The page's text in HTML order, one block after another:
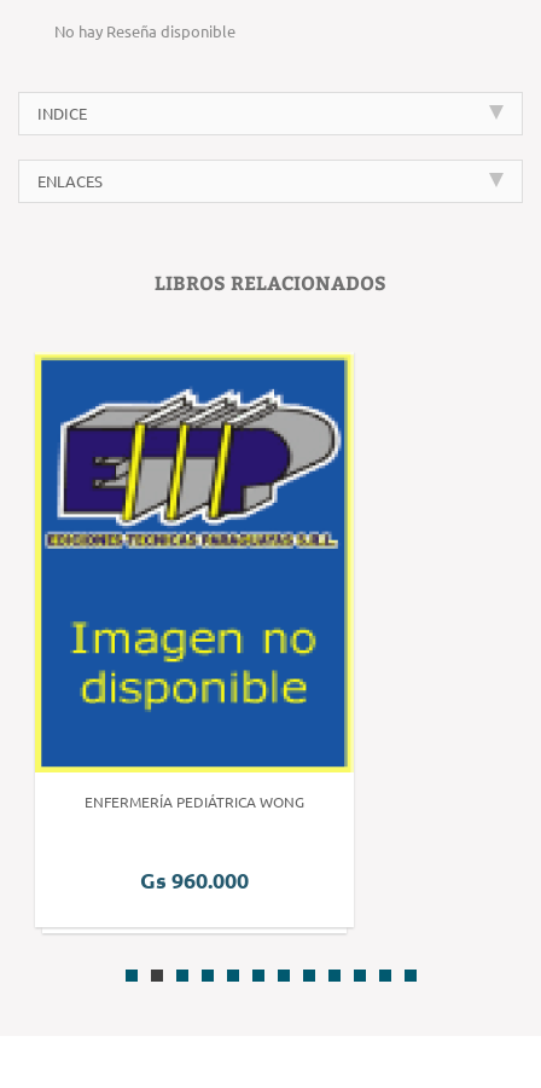
No hay Reseña disponible
INDICE
ENLACES
LIBROS RELACIONADOS
ENFERMERÍA PEDIÁTRICA WONG
Gs 960.000